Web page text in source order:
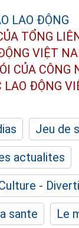
TỔNG
VIỆT
CỦA CÔNG
LAO ĐỘNG
Jeu de
actualites
-
sante
Le